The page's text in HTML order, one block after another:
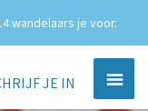
wandelaars je voor.
JE IN